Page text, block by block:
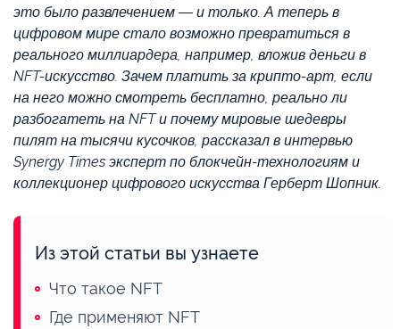
это было развлечением — и только. А теперь в
цифровом мире стало возможно превратиться в
реального миллиардера, например, вложив деньги в
NFT-искусство. Зачем платить за крипто-арт, если
на него можно смотреть бесплатно, реально ли
разбогатеть на NFT и почему мировые шедевры
пилят на тысячи кусочков, рассказал в интервью
Synergy Times эксперт по блокчейн-технологиям и
коллекционер цифрового искусства Герберт Шопник.
Из этой статьи вы узнаете
Что такое NFT
Где применяют NFT